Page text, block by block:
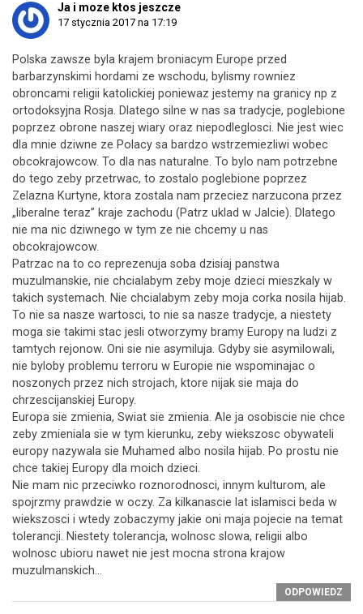
Ja i moze ktos jeszcze
17 stycznia 2017 na 17:19
Polska zawsze byla krajem broniacym Europe przed
barbarzynskimi hordami ze wschodu, bylismy rowniez
obroncami religii katolickiej poniewaz jestemy na granicy np z
ortodoksyjna Rosja. Dlatego silne w nas sa tradycje, poglebione
poprzez obrone naszej wiary oraz niepodleglosci. Nie jest wiec
dla mnie dziwne ze Polacy sa bardzo wstrzemiezliwi wobec
obcokrajowcow. To dla nas naturalne. To bylo nam potrzebne
do tego zeby przetrwac, to zostalo poglebione poprzez
Zelazna Kurtyne, ktora zostala nam przeciez narzucona przez
„liberalne teraz” kraje zachodu (Patrz uklad w Jalcie). Dlatego
nie ma nic dziwnego w tym ze nie chcemy u nas
obcokrajowcow.
Patrzac na to co reprezenuja soba dzisiaj panstwa
muzulmanskie, nie chcialabym zeby moje dzieci mieszkaly w
takich systemach. Nie chcialabym zeby moja corka nosila hijab.
To nie sa nasze wartosci, to nie sa nasze tradycje, a niestety
moga sie takimi stac jesli otworzymy bramy Europy na ludzi z
tamtych rejonow. Oni sie nie asymiluja. Gdyby sie asymilowali,
nie byloby problemu terroru w Europie nie wspominajac o
noszonych przez nich strojach, ktore nijak sie maja do
chrzescijanskiej Europy.
Europa sie zmienia, Swiat sie zmienia. Ale ja osobiscie nie chce
zeby zmieniala sie w tym kierunku, zeby wiekszosc obywateli
europy nazywala sie Muhamed albo nosila hijab. Po prostu nie
chce takiej Europy dla moich dzieci.
Nie mam nic przeciwko roznorodnosci, innym kulturom, ale
spojrzmy prawdzie w oczy. Za kilkanascie lat islamisci beda w
wiekszosci i wtedy zobaczymy jakie oni maja pojecie na temat
tolerancji. Niestety tolerancja, wolnosc slowa, religii albo
wolnosc ubioru nawet nie jest mocna strona krajow
muzulmanskich…
ODPOWIEDZ